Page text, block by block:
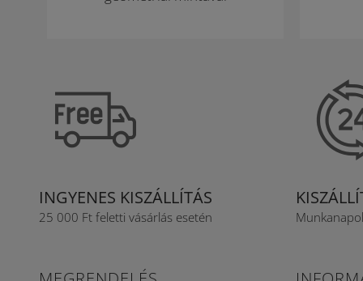
INGYENES KISZÁLLÍTÁS
25 000 Ft feletti vásárlás esetén